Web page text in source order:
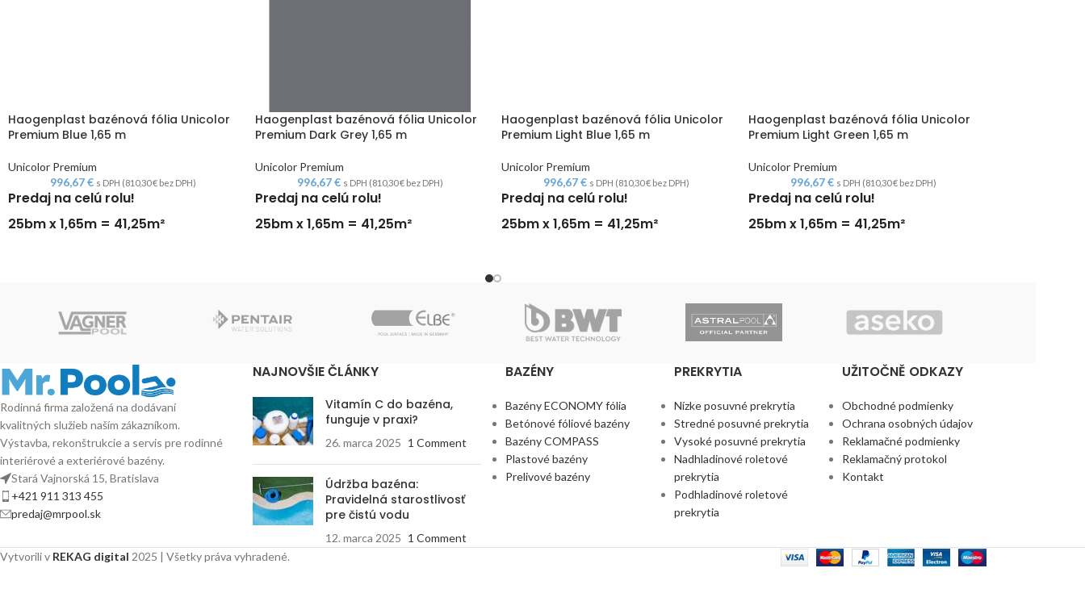
Haogenplast bazénová fólia Unicolor
Premium Blue 1,65 m
Unicolor Premium
996,67€ s DPH (810,30€ bez DPH)
Predaj na celú rolu!
25bm x 1,65m = 41,25m²
Haogenplast bazénová fólia Unicolor
Premium Dark Grey 1,65 m
Unicolor Premium
996,67€ s DPH (810,30€bez DPH)
Predaj na celú rolu!
25bm x 1,65m = 41,25m²
Haogenplast bazénová fólia Unicolor
Premium Light Blue 1,65 m
Unicolor Premium
996,67€ s DPH (810,30€ bez DPH)
Predaj na celú rolu!
25bm x 1,65m = 41,25m²
Haogenplast bazénová fólia Unicolor
Premium Light Green 1,65 m
Unicolor Premium
996,67€ s DPH (810,30€bez DPH)
Predaj na celú rolu!
25bm x 1,65m = 41,25m²
Rodinná firma založená na dodávaní
kvalitných služieb naším zákazníkom.
Výstavba, rekonštrukcie a servis pre rodinné
interiérové a exteriérové bazény.
Stará Vajnorská 15, Bratislava
+421 911 313 455
predaj@mrpool.sk
NAJNOVŠIE ČLÁNKY
Vitamín C do bazéna,
funguje v praxi?
26. marca 2025 1 Comment
Údržba bazéna:
Pravidelná starostlivosť
pre čistú vodu
12. marca 2025 1 Comment
BAZÉNY
Bazény ECONOMY fólia
Betónové fóliové bazény
Bazény COMPASS
Plastové bazény
Prelivové bazény
PREKRYTIA
Nízke posuvné prekrytia
Stredné posuvné prekrytia
Vysoké posuvné prekrytia
Nadhladinové roletové
prekrytia
Podhladinové roletové
prekrytia
UŽITOČNĚ ODKAZY
Obchodné podmienky
Ochrana osobných údajov
Reklamačné podmienky
Reklamačný protokol
Kontakt
Vytvorili v REKAG digital 2025 | Všetky práva vyhradené.